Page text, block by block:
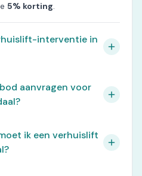
5% korting.
interventie in
aanvragen voor
ik een verhuislift